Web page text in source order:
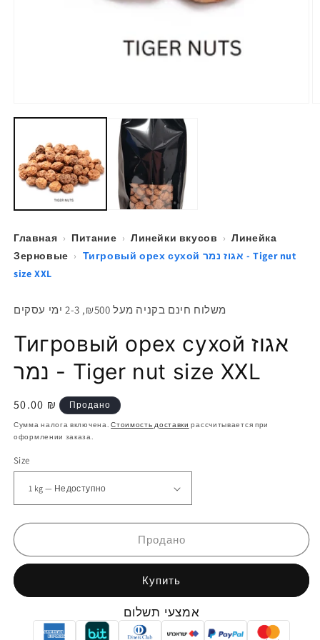
Главная › Питание › Линейки вкусов › Линейка
Зерновые › Тигровый орех сухой אגוז נמר - Tiger nut
size XXL
משלוח חינם בקניה מעל ₪500, 2-3 ימי עסקים
Тигровый орех сухой אגוז
נמר - Tiger nut size XXL
Обычная
цена
50.00 ₪ Продано
Сумма налога включена.Стоимость доставки рассчитывается при
оформлении заказа.
Size
Продано
Купить
אמצעי תשלום